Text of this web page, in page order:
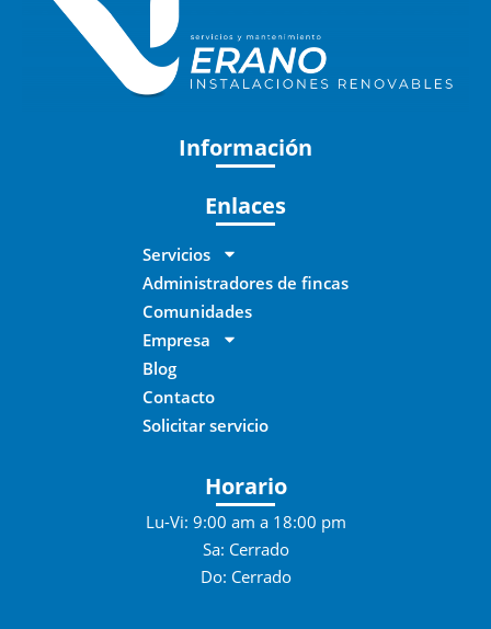
Información
Enlaces
Servicios
Administradores de fincas
Comunidades
Empresa
Blog
Contacto
Solicitar servicio
Horario
Lu-Vi: 9:00 am a 18:00 pm
Sa: Cerrado
Do: Cerrado